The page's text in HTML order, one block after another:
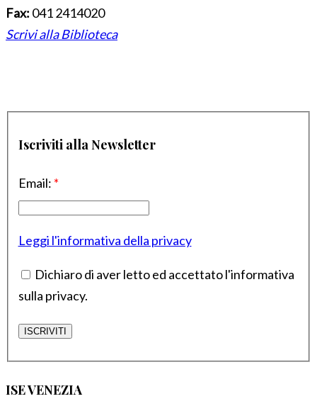
Fax: 041 2414020
Scrivi alla Biblioteca
Iscriviti alla Newsletter
Email: *
Leggi l'informativa della privacy
Dichiaro di aver letto ed accettato l'informativa
sulla privacy.
ISE VENEZIA